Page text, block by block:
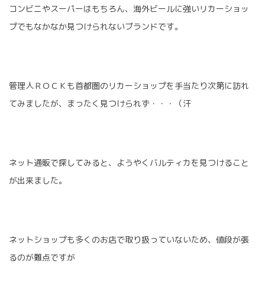
コンビニやスーパーはもちろん、海外ビールに強いリカーショッ
プでもなかなか見つけられないブランドです。
管理人ＲＯＣＫも首都圏のリカーショップを手当たり次第に訪れ
てみましたが、まったく見つけられず・・・（汗
ネット通販で探してみると、ようやくバルティカを見つけること
が出来ました。
ネットショップも多くのお店で取り扱っていないため、値段が張
るのが難点ですが